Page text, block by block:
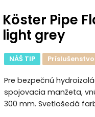
Köster Pipe
light grey
NÁŠ TIP
Pre bezpečnú
spojovacia manžeta,
300 mm. Svetlošedá